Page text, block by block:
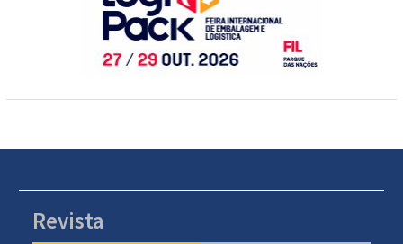
Revista